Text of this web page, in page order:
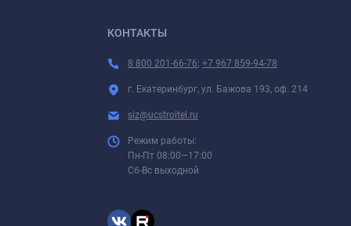
КОНТАКТЫ
8 800 201-66-76; +7 967 859-94-78
г. Екатеринбург, ул. Бажова 193, оф. 214
siz@ucstroitel.ru
Режим работы:
Пн-Пт 08:00—17:00
Сб-Вс выходной